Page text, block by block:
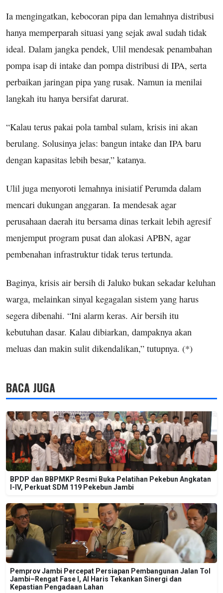
Ia mengingatkan, kebocoran pipa dan lemahnya distribusi
hanya memperparah situasi yang sejak awal sudah tidak
ideal. Dalam jangka pendek, Ulil mendesak penambahan
pompa isap di intake dan pompa distribusi di IPA, serta
perbaikan jaringan pipa yang rusak. Namun ia menilai
langkah itu hanya bersifat darurat.
“Kalau terus pakai pola tambal sulam, krisis ini akan
berulang. Solusinya jelas: bangun intake dan IPA baru
dengan kapasitas lebih besar,” katanya.
Ulil juga menyoroti lemahnya inisiatif Perumda dalam
mencari dukungan anggaran. Ia mendesak agar
perusahaan daerah itu bersama dinas terkait lebih agresif
menjemput program pusat dan alokasi APBN, agar
pembenahan infrastruktur tidak terus tertunda.
Baginya, krisis air bersih di Jaluko bukan sekadar keluhan
warga, melainkan sinyal kegagalan sistem yang harus
segera dibenahi. “Ini alarm keras. Air bersih itu
kebutuhan dasar. Kalau dibiarkan, dampaknya akan
meluas dan makin sulit dikendalikan,” tutupnya. (*)
BACA JUGA
BPDP dan BBPMKP Resmi Buka Pelatihan Pekebun Angkatan
I-IV, Perkuat SDM 119 Pekebun Jambi
Pemprov Jambi Percepat Persiapan Pembangunan Jalan Tol
Jambi–Rengat Fase I, Al Haris Tekankan Sinergi dan
Kepastian Pengadaan Lahan